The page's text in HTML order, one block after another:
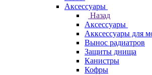
Аксессуары
Назад
Аксессуары
Акксессуары для
Вынос радиатров
Защиты днища
Канистры
Кофры